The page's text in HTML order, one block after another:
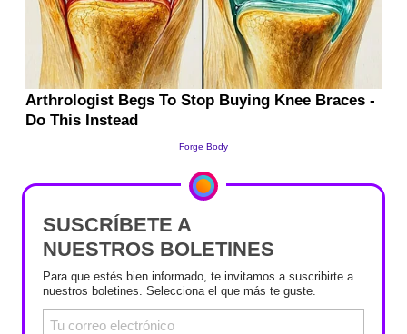
SUSCRÍBETE A
NUESTROS BOLETINES
Para que estés bien informado, te invitamos a suscribirte a
nuestros boletines. Selecciona el que más te guste.